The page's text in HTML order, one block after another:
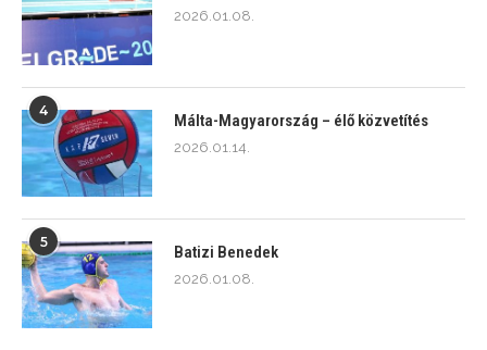
2026.01.08.
4
Málta-Magyarország – élő közvetítés
2026.01.14.
5
Batizi Benedek
2026.01.08.